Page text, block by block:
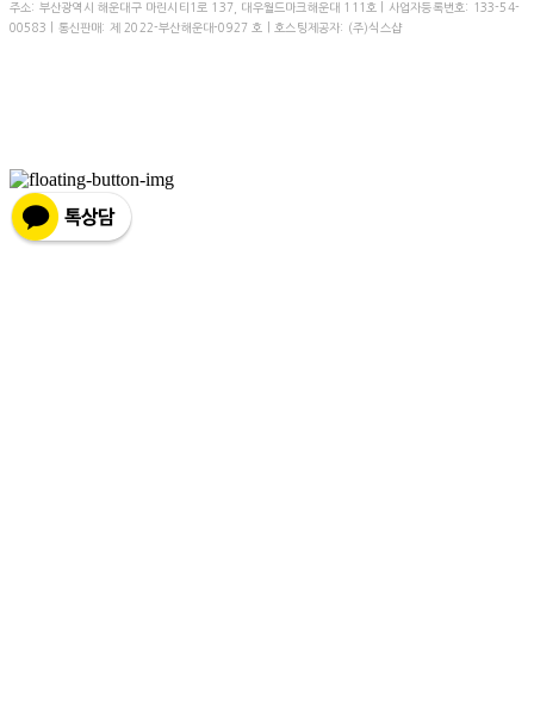
주소: 부산광역시 해운대구 마린시티1로 137, 대우월드마크해운대 111호 | 사업자등록번호: 133-54-
00583 | 통신판매: 제 2022-부산해운대-0927 호 | 호스팅제공자: (주)식스샵